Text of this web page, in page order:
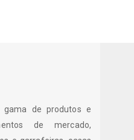
gama de produtos e
de mercado,